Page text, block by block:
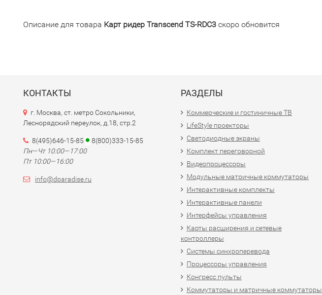
Описание для товара Карт ридер Transcend TS-RDC3 скоро обновится
КОНТАКТЫ
г. Москва, ст. метро Сокольники,
Леснорядский переулок, д.18, стр.2
8(495)646-15-85
8(800)333-15-85
Пн—Чт 10:00—17:00
Пт 10:00—16:00
info@dparadise.ru
РАЗДЕЛЫ
Коммерческие и гостиничные ТВ
LifeStyle проекторы
Светодиодные экраны
Комплект переговорной
Видеопроцессоры
Модульные матричные коммутаторы
Интерактивные комплекты
Интерактивные панели
Интерфейсы управления
Карты расширения и сетевые
контроллеры
Системы синхроперевода
Процессоры управления
Конгресс пульты
Коммутаторы и матричные коммутаторы